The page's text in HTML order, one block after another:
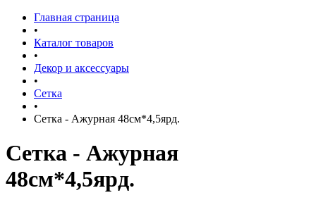
Главная страница
•
Каталог товаров
•
Декор и аксессуары
•
Сетка
•
Сетка - Ажурная 48см*4,5ярд.
Сетка - Ажурная
48см*4,5ярд.